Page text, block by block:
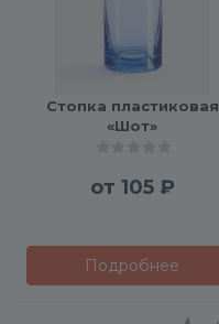
Стопка пластиковая
«Шот»
от 105 ₽
Подробнее